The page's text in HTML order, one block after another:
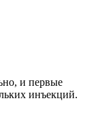
и первые
инъекций.